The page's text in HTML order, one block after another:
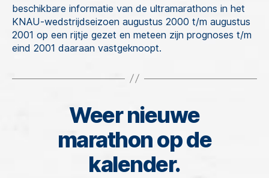
beschikbare informatie van de ultramarathons in het
KNAU-wedstrijdseizoen augustus 2000 t/m augustus
2001 op een rijtje gezet en meteen zijn prognoses t/m
eind 2001 daaraan vastgeknoopt.
Categorieën
Weer nieuwe
marathon op de
kalender.